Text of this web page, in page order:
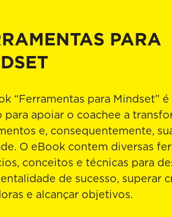
PARA
“Ferramentas para Mindset”
para apoiar o coachee a
e, consequentemente,
O eBook contem diversas
conceitos e técnicas para
de sucesso, superar
e alcançar objetivos.